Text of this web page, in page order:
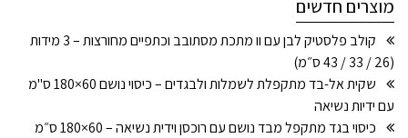
מוצרים חדשים
קולב פלסטיק לבן עם וו מתכת מסתובב וכתפיים מחורצות – 3 מידות
(26 / 33 / 43 ס״מ)
שקית אל-בד מתקפלת לשמלות ולבגדים – כיסוי נושם 60×180 ס"מ
עם ידיות נשיאה
כיסוי בגד מתקפל מבד נושם עם רוכסן וידית נשיאה – 60×180 ס״מ